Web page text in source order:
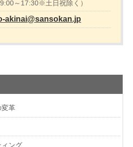
9:00～17:30※土日祝除く）
akinai@sansokan.jp
変革
ング